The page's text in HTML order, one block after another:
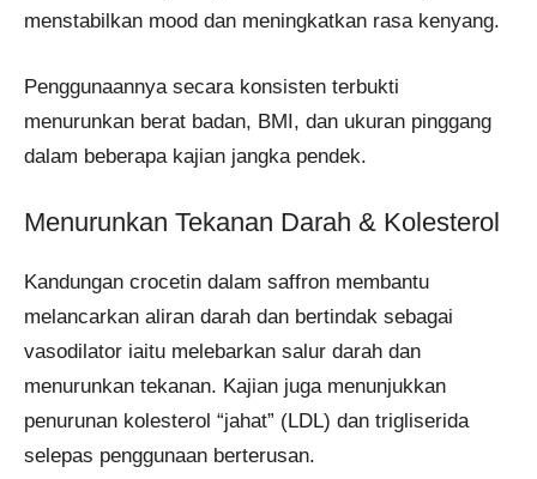
menstabilkan mood dan meningkatkan rasa kenyang.
Penggunaannya secara konsisten terbukti
menurunkan berat badan, BMI, dan ukuran pinggang
dalam beberapa kajian jangka pendek.
Menurunkan Tekanan Darah & Kolesterol
Kandungan crocetin dalam saffron membantu
melancarkan aliran darah dan bertindak sebagai
vasodilator iaitu melebarkan salur darah dan
menurunkan tekanan. Kajian juga menunjukkan
penurunan kolesterol “jahat” (LDL) dan trigliserida
selepas penggunaan berterusan.